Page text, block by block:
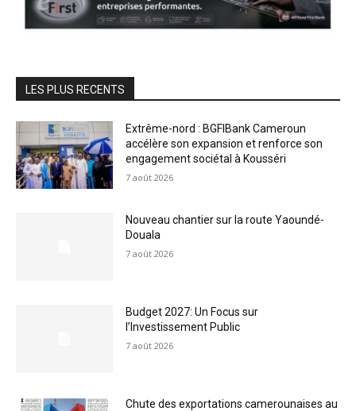
LES PLUS RECENTS
Extrême-nord : BGFIBank Cameroun
accélère son expansion et renforce son
engagement sociétal à Kousséri
7 août 2026
Nouveau chantier sur la route Yaoundé-
Douala
7 août 2026
Budget 2027: Un Focus sur
l’Investissement Public
7 août 2026
Chute des exportations camerounaises au